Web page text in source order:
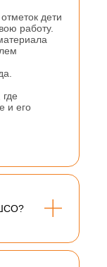
дети
работу.
и его